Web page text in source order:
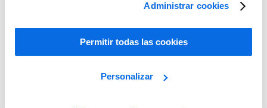
Administrar cookies
Permitir todas las cookies
Personalizar